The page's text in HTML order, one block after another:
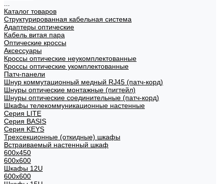
Каталог товаров
Структурированная кабельная система
Адаптеры оптические
Кабель витая пара
Оптические кроссы
Аксессуары
Кроссы оптические неукомплектованные
Кроссы оптические укомплектованные
Патч-панели
Шнур коммутационный медный RJ45 (патч-корд)
Шнуры оптические монтажные (пигтейл)
Шнуры оптические соединительные (патч-корд)
Шкафы телекоммуникационные настенные
Cерия LITE
Cерия BASIS
Cерия KEYS
Трехсекционные (откидные) шкафы
Встраиваемый настенный шкаф
600x450
600x600
Шкафы 12U
600x600